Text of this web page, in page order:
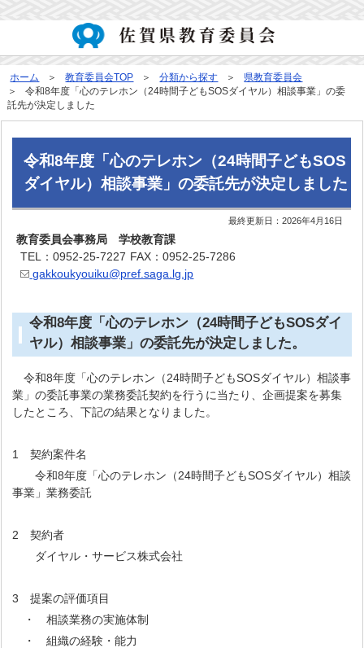
ホーム 教育委員会TOP 分類から探す
県教育委員会
令和8年度「心のテレホン（24時間子どもSOSダイヤル）相談事業」の委
託先が決定しました
令和8年度「心のテレホン（24時間子どもSOS
ダイヤル）相談事業」の委託先が決定しました
最終更新日：2026年4月16日
教育委員会事務局 学校教育課
TEL：0952-25-7227 FAX：0952-25-7286
gakkoukyouiku@pref.saga.lg.jp
令和8年度「心のテレホン（24時間子どもSOSダイ
ヤル）相談事業」の委託先が決定しました。
令和8年度「心のテレホン（24時間子どもSOSダイヤル）相談事
業」の委託事業の業務委託契約を行うに当たり、企画提案を募集
したところ、下記の結果となりました。
1 契約案件名
令和8年度「心のテレホン（24時間子どもSOSダイヤル）相談
事業」業務委託
2 契約者
ダイヤル・サービス株式会社
3 提案の評価項目
・ 相談業務の実施体制
・ 組織の経験・能力